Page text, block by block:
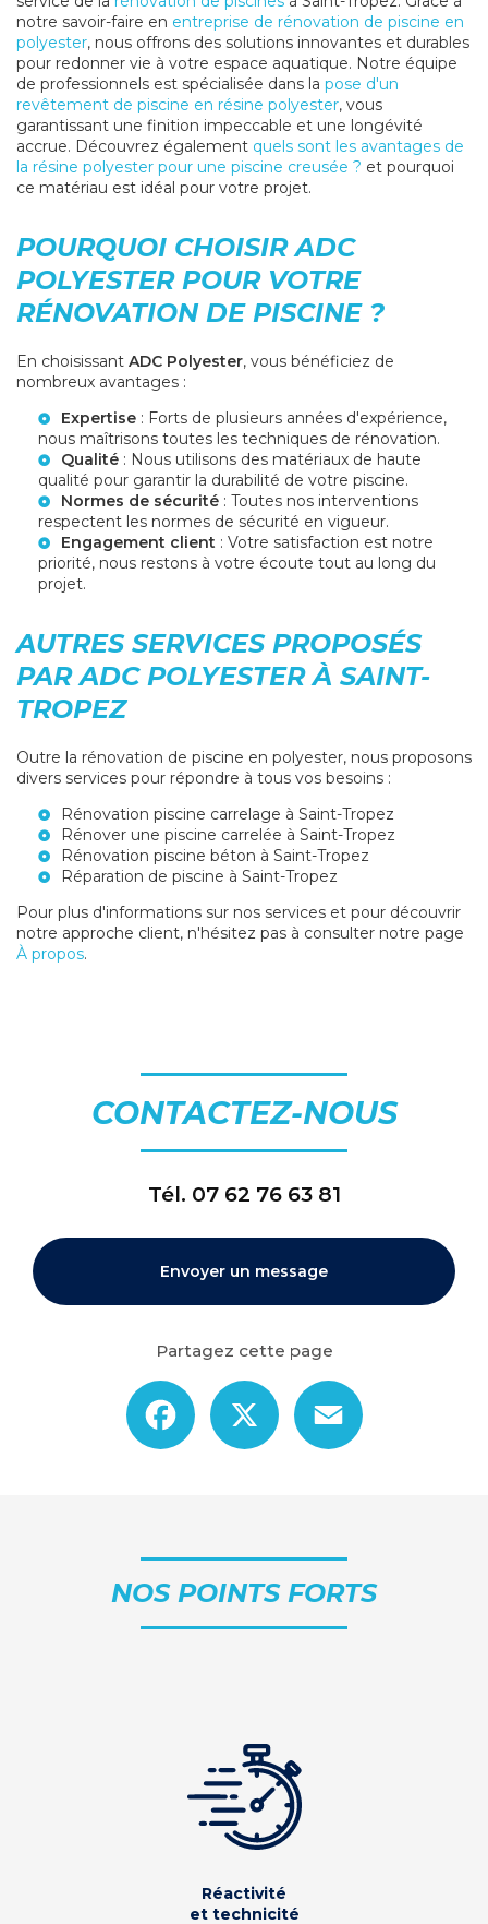
notre savoir-faire en entreprise de rénovation de piscine en
polyester, nous offrons des solutions innovantes et durables
pour redonner vie à votre espace aquatique. Notre équipe
de professionnels est spécialisée dans la pose d'un
revêtement de piscine en résine polyester, vous
garantissant une finition impeccable et une longévité
accrue. Découvrez également quels sont les avantages de
la résine polyester pour une piscine creusée ? et pourquoi
ce matériau est idéal pour votre projet.
POURQUOI CHOISIR ADC
POLYESTER POUR VOTRE
RÉNOVATION DE PISCINE ?
En choisissant ADC Polyester, vous bénéficiez de
nombreux avantages :
Expertise : Forts de plusieurs années d'expérience,
nous maîtrisons toutes les techniques de rénovation.
Qualité : Nous utilisons des matériaux de haute
qualité pour garantir la durabilité de votre piscine.
Normes de sécurité : Toutes nos interventions
respectent les normes de sécurité en vigueur.
Engagement client : Votre satisfaction est notre
priorité, nous restons à votre écoute tout au long du
projet.
AUTRES SERVICES PROPOSÉS
PAR ADC POLYESTER À SAINT-
TROPEZ
Outre la rénovation de piscine en polyester, nous proposons
divers services pour répondre à tous vos besoins :
Rénovation piscine carrelage à Saint-Tropez
Rénover une piscine carrelée à Saint-Tropez
Rénovation piscine béton à Saint-Tropez
Réparation de piscine à Saint-Tropez
Pour plus d'informations sur nos services et pour découvrir
notre approche client, n'hésitez pas à consulter notre page
À propos.
CONTACTEZ-NOUS
Tél. 07 62 76 63 81
Envoyer un message
Partagez cette page
Facebook
NOS POINTS FORTS
Réactivité
et technicité